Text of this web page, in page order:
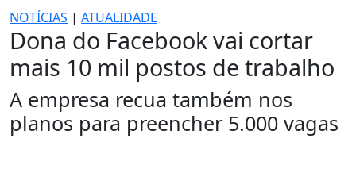
NOTÍCIAS | ATUALIDADE
Dona do Facebook vai cortar
mais 10 mil postos de trabalho
A empresa recua também nos
planos para preencher 5.000 vagas